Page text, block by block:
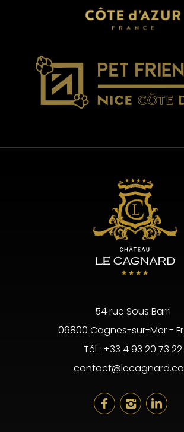
54 rue Sous Barri
06800 Cagnes-sur-Mer -
Tél : +33 4 93 20 73 22